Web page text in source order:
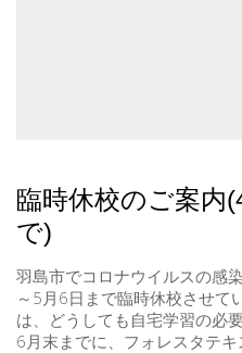
臨時休校のご案内
で)
羽島市でコロナウイルスの感
～5月6日まで臨時休校させて
は、どうしても自宅学習の必
6月末までに、フォレスタテキ